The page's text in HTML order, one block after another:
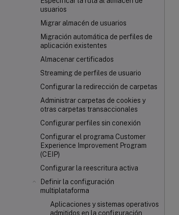
usuarios
Migrar almacén de usuarios
Migración automática de perfiles de
aplicación existentes
Almacenar certificados
Streaming de perfiles de usuario
Configurar la redirección de carpetas
Administrar carpetas de cookies y
otras carpetas transaccionales
Configurar perfiles sin conexión
Configurar el programa Customer
Experience Improvement Program
(CEIP)
Configurar la reescritura activa
Definir la configuración
multiplataforma
Aplicaciones y sistemas operativos
admitidos en la configuración